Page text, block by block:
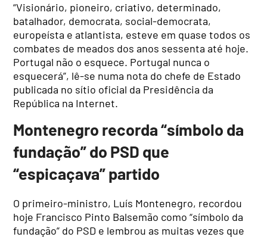
“Visionário, pioneiro, criativo, determinado,
batalhador, democrata, social-democrata,
europeísta e atlantista, esteve em quase todos os
combates de meados dos anos sessenta até hoje.
Portugal não o esquece. Portugal nunca o
esquecerá”, lê-se numa nota do chefe de Estado
publicada no sítio oficial da Presidência da
República na Internet.
Montenegro recorda “símbolo da
fundação” do PSD que
“espicaçava” partido
O primeiro-ministro, Luís Montenegro, recordou
hoje Francisco Pinto Balsemão como “símbolo da
fundação” do PSD e lembrou as muitas vezes que